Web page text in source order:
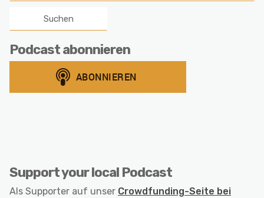
Podcast abonnieren
Support your local Podcast
Als Supporter auf unser Crowdfunding-Seite bei